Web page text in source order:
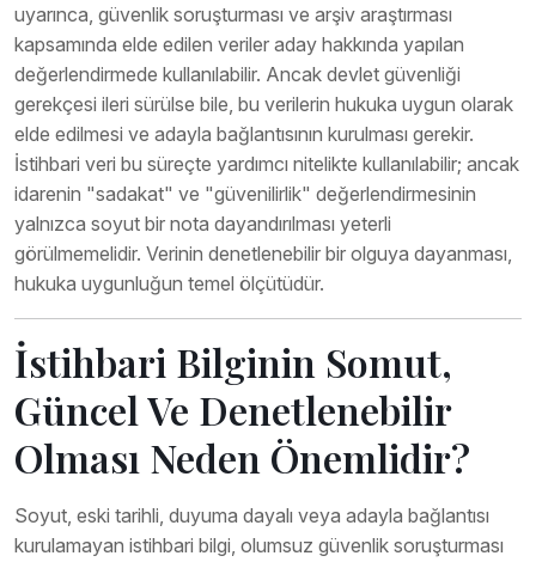
uyarınca, güvenlik soruşturması ve arşiv araştırması
kapsamında elde edilen veriler aday hakkında yapılan
değerlendirmede kullanılabilir. Ancak devlet güvenliği
gerekçesi ileri sürülse bile, bu verilerin hukuka uygun olarak
elde edilmesi ve adayla bağlantısının kurulması gerekir.
İstihbari veri bu süreçte yardımcı nitelikte kullanılabilir; ancak
idarenin "sadakat" ve "güvenilirlik" değerlendirmesinin
yalnızca soyut bir nota dayandırılması yeterli
görülmemelidir. Verinin denetlenebilir bir olguya dayanması,
hukuka uygunluğun temel ölçütüdür.
İstihbari Bilginin Somut,
Güncel Ve Denetlenebilir
Olması Neden Önemlidir?
Soyut, eski tarihli, duyuma dayalı veya adayla bağlantısı
kurulamayan istihbari bilgi, olumsuz güvenlik soruşturması